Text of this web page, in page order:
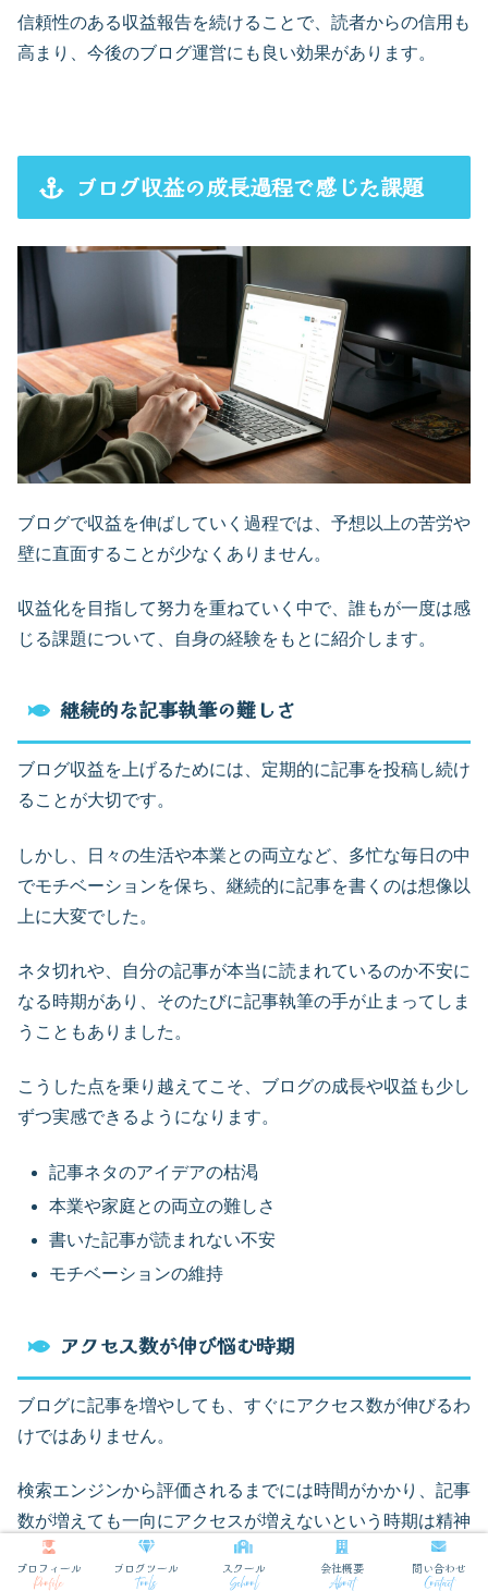
信頼性のある収益報告を続けることで、読者からの信用も
高まり、今後のブログ運営にも良い効果があります。
ブログ収益の成長過程で感じた課題
ブログで収益を伸ばしていく過程では、予想以上の苦労や
壁に直面することが少なくありません。
収益化を目指して努力を重ねていく中で、誰もが一度は感
じる課題について、自身の経験をもとに紹介します。
継続的な記事執筆の難しさ
ブログ収益を上げるためには、定期的に記事を投稿し続け
ることが大切です。
しかし、日々の生活や本業との両立など、多忙な毎日の中
でモチベーションを保ち、継続的に記事を書くのは想像以
上に大変でした。
ネタ切れや、自分の記事が本当に読まれているのか不安に
なる時期があり、そのたびに記事執筆の手が止まってしま
うこともありました。
こうした点を乗り越えてこそ、ブログの成長や収益も少し
ずつ実感できるようになります。
記事ネタのアイデアの枯渇
本業や家庭との両立の難しさ
書いた記事が読まれない不安
モチベーションの維持
アクセス数が伸び悩む時期
ブログに記事を増やしても、すぐにアクセス数が伸びるわ
けではありません。
検索エンジンから評価されるまでには時間がかかり、記事
数が増えても一向にアクセスが増えないという時期は精神
的にとても辛かったです。
プロフィール
Profile
ブログツール
Tools
スクール
School
会社概要
About
問い合わせ
Contact